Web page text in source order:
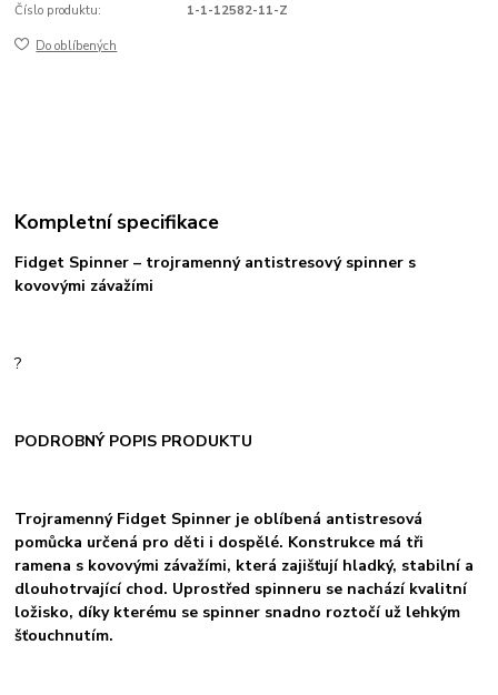
Číslo produktu: 1-1-12582-11-Z
Do oblíbených
Kompletní specifikace
Fidget Spinner – trojramenný antistresový spinner s
kovovými závažími
?
PODROBNÝ POPIS PRODUKTU
Trojramenný Fidget Spinner je oblíbená antistresová
pomůcka určená pro děti i dospělé. Konstrukce má tři
ramena s kovovými závažími, která zajišťují hladký, stabilní a
dlouhotrvající chod. Uprostřed spinneru se nachází kvalitní
ložisko, díky kterému se spinner snadno roztočí už lehkým
šťouchnutím.